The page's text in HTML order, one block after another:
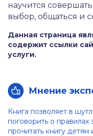
научится
выбор, общаться и
Данная страница
содержит ссылки
услуги.
Мнение
Книга позволяет в
поговорить о правилах
прочитать книгу